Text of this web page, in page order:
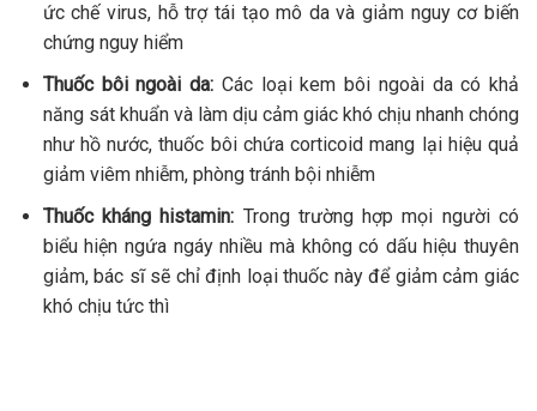
ức chế virus, hỗ trợ tái tạo mô da và giảm nguy cơ biến
chứng nguy hiểm
Thuốc bôi ngoài da: Các loại kem bôi ngoài da có khả
năng sát khuẩn và làm dịu cảm giác khó chịu nhanh chóng
như hồ nước, thuốc bôi chứa corticoid mang lại hiệu quả
giảm viêm nhiễm, phòng tránh bội nhiễm
Thuốc kháng histamin: Trong trường hợp mọi người có
biểu hiện ngứa ngáy nhiều mà không có dấu hiệu thuyên
giảm, bác sĩ sẽ chỉ định loại thuốc này để giảm cảm giác
khó chịu tức thì